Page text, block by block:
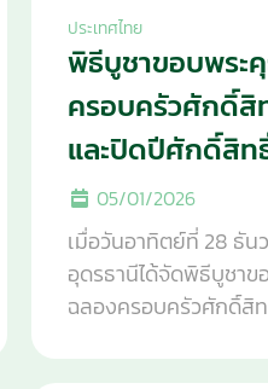
ประเทศไทย
พิธีบูชาขอบพระ
ครอบครัวศักดิ์สิ
และปิดปีศักดิ์สิท
05/01/2026
เมื่อวันอาทิตย์ที่ 28 ธั
อุดรธานีได้จัดพิธีบูชาข
ฉลองครอบครัวศักดิ์สิท